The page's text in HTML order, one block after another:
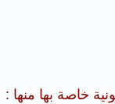
خاصة بها منها :